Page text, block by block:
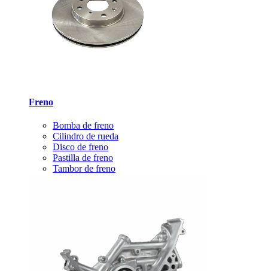
Freno
Bomba de freno
Cilindro de rueda
Disco de freno
Pastilla de freno
Tambor de freno